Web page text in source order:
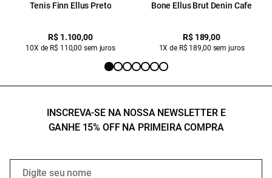
Tenis Finn Ellus Preto
R$ 1.100,00
10X de R$ 110,00 sem juros
Bone Ellus Brut Denin Cafe
R$ 189,00
1X de R$ 189,00 sem juros
INSCREVA-SE NA NOSSA NEWSLETTER E
GANHE 15% OFF NA PRIMEIRA COMPRA